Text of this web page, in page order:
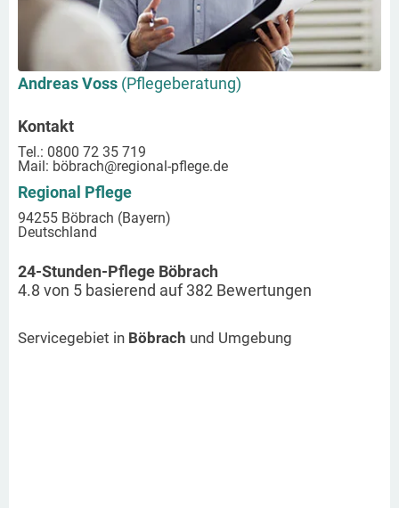
Andreas Voss (Pflegeberatung)
Kontakt
Tel.: 0800 72 35 719
Mail: böbrach@regional-pflege.de
Regional Pflege
94255 Böbrach (Bayern)
Deutschland
24-Stunden-Pflege Böbrach
4.8 von 5 basierend auf382 Bewertungen
Servicegebiet in Böbrach und Umgebung